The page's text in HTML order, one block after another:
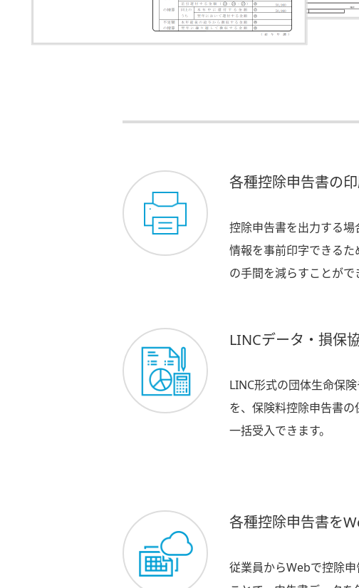
各種控除申告書の印
控除申告書を出力する場
情報を事前印字できるた
の手間を減らすことがで
LINCデータ・損保
LINC形式の団体生命保
を、保険料控除申告書の
一括受入できます。
各種控除申告書を
従業員からWebで控除